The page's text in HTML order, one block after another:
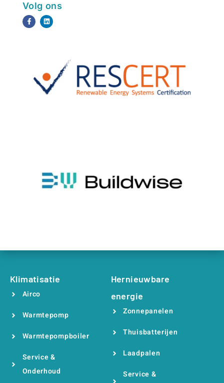
Volg ons
Klimatisatie
Airco
Warmtepomp
Warmtepompboiler
Service &
Onderhoud
Hernieuwbare
energie
Zonnepanelen
Thuisbatterijen
Laadpalen
Service &